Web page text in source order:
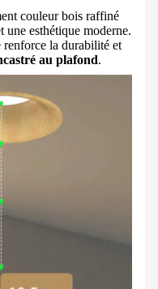
couleur bois raffiné
une esthétique moderne.
la durabilité et
au plafond.